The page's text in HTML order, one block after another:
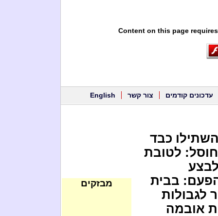
Content on this page
עדכונים קודמים צור קשר English
כבד
לטובת
בבית
לגבולות
את אובמה
מבזקים